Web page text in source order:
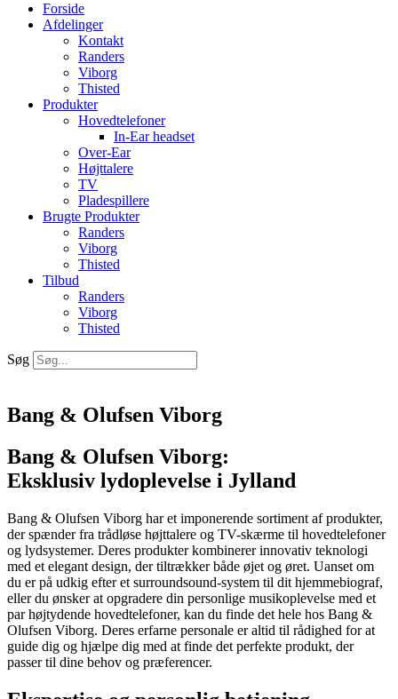
Forside
Afdelinger
Kontakt
Randers
Viborg
Thisted
Produkter
Hovedtelefoner
In-Ear headset
Over-Ear
Højttalere
TV
Pladespillere
Brugte Produkter
Randers
Viborg
Thisted
Tilbud
Randers
Viborg
Thisted
Søg
Bang & Olufsen Viborg
Bang & Olufsen Viborg:
Eksklusiv lydoplevelse i Jylland
Bang & Olufsen Viborg har et imponerende sortiment af produkter,
der spænder fra trådløse højttalere og TV-skærme til hovedtelefoner
og lydsystemer. Deres produkter kombinerer innovativ teknologi
med et elegant design, der tiltrækker både øjet og øret. Uanset om
du er på udkig efter et surroundsound-system til dit hjemmebiograf,
eller du ønsker at opgradere din personlige musikoplevelse med et
par højtydende hovedtelefoner, kan du finde det hele hos Bang &
Olufsen Viborg. Deres erfarne personale er altid til rådighed for at
guide dig og hjælpe dig med at finde det perfekte produkt, der
passer til dine behov og præferencer.